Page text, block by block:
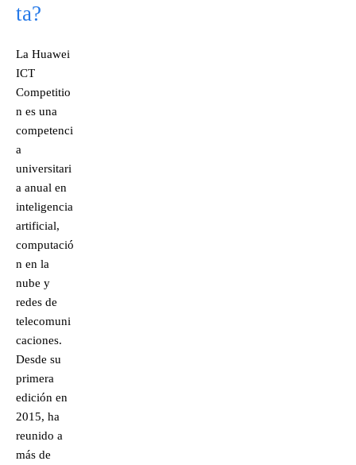
ta?
La Huawei
ICT
Competitio
n es una
competenci
a
universitari
a anual en
inteligencia
artificial,
computació
n en la
nube y
redes de
telecomuni
caciones.
Desde su
primera
edición en
2015, ha
reunido a
más de